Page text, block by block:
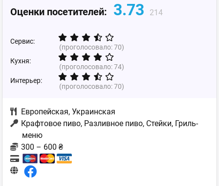
Оценки посетителей: 3.73 214
Сервис:
(проголосовало:70)
Кухня:
(проголосовало:74)
Интерьер:
(проголосовало:70)
Европейская, Украинская
Крафтовое пиво, Разливное пиво, Стейки, Гриль-
меню
300 – 600 ₴